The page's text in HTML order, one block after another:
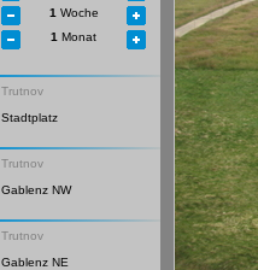
1 Woche
1 Monat
Trutnov
Stadtplatz
Trutnov
Gablenz NW
Trutnov
Gablenz NE